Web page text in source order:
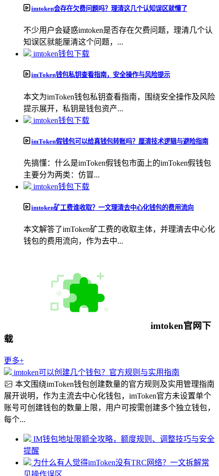
imtoken会存在欠费问题吗？理清这几个认知误区就懂了
不少用户会疑惑imtoken是否存在欠费问题，理清几个认
知误区就能厘清这个问题，...
imtoken钱包下载
imToken钱包私钥查看指南，安全操作与风险提示
本文为imToken钱包私钥查看指南，围绕安全操作及风险
提示展开，私钥是钱包资产...
imtoken钱包下载
imToken假钱包可以给真钱包转账吗？厘清技术逻辑与避险指南
先搞懂：什么是imToken假钱包市面上的imToken假钱包
主要分为两类：仿冒...
imtoken钱包下载
imtoken矿工费谁收取？一文理清去中心化钱包的费用流向
本文解答了imToken矿工费的收取主体，并理清去中心化
钱包的费用流向，作为去中...
imtoken官网下
载
更多+
imtoken可以创建几个钱包？官方规则与实用指南
本文围绕imToken钱包创建数量的官方规则及实用管理指南
展开说明，作为主流去中心化钱包，imToken官方未设置单个
账号可创建钱包的数量上限，用户可按需创建多个独立钱包，
每个...
IM钱包地址限额全攻略，额度规则、调整技巧与安全
提醒
为什么有人觉得imToken没有TRC网络？一文拆解常
见操作误区